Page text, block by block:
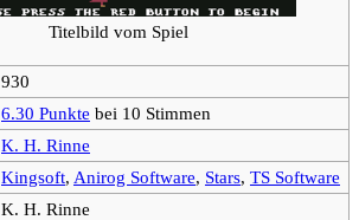
Titelbild vom Spiel
930
6.30 Punkte bei 10 Stimmen
K. H. Rinne
Kingsoft, Anirog Software, Stars, TS Software
K. H. Rinne